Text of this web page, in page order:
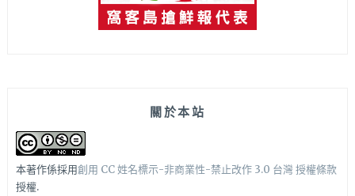
關於本站
本著作係採用創用 CC 姓名標示-非商業性-禁止改作 3.0 台灣 授權條款
授權.